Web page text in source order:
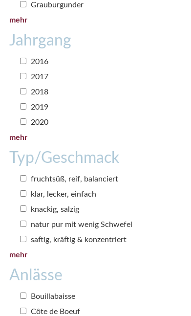
Grauburgunder
mehr
Jahrgang
2016
2017
2018
2019
2020
mehr
Typ/Geschmack
fruchtsüß, reif, balanciert
klar, lecker, einfach
knackig, salzig
natur pur mit wenig Schwefel
saftig, kräftig & konzentriert
mehr
Anlässe
Bouillabaisse
Côte de Boeuf